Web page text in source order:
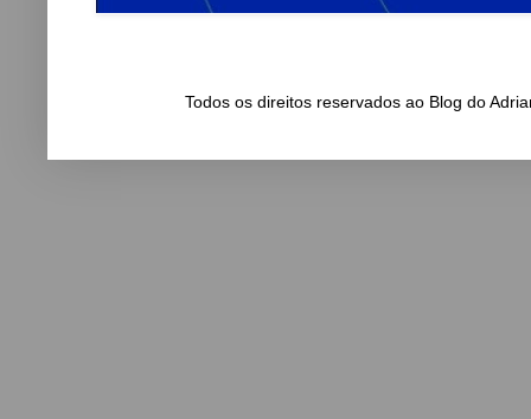
Todos os direitos reservados ao Blog do